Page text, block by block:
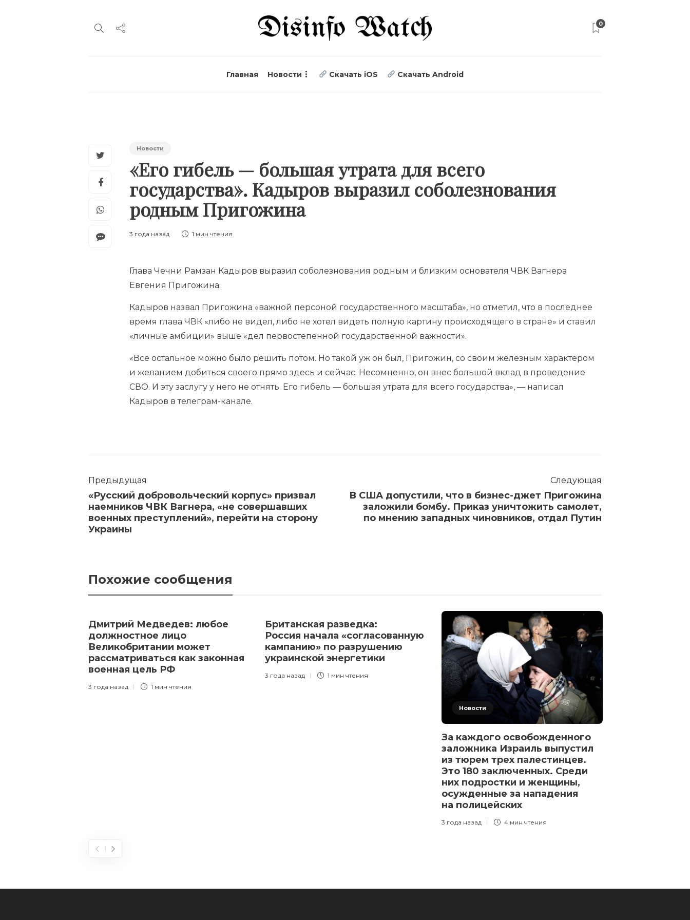
0
Главная Новости Скачать iOS Скачать Android
Новости
«Его гибель — большая утрата для всего
государства». Кадыров выразил соболезнования
родным Пригожина
3 года назад 1 мин чтения
Глава Чечни Рамзан Кадыров выразил соболезнования родным и близким основателя ЧВК Вагнера
Евгения Пригожина.
Кадыров назвал Пригожина «важной персоной государственного масштаба», но отметил, что в последнее
время глава ЧВК «либо не видел, либо не хотел видеть полную картину происходящего в стране» и ставил
«личные амбиции» выше «дел первостепенной государственной важности».
«Все остальное можно было решить потом. Но такой уж он был, Пригожин, со своим железным характером
и желанием добиться своего прямо здесь и сейчас. Несомненно, он внес большой вклад в проведение
СВО. И эту заслугу у него не отнять. Его гибель — большая утрата для всего государства», — написал
Кадыров в телеграм-канале.
Предыдущая
«Русский добровольческий корпус» призвал
наемников ЧВК Вагнера, «не совершавших
военных преступлений», перейти на сторону
Украины
Следующая
В США допустили, что в бизнес-джет Пригожина
заложили бомбу. Приказ уничтожить самолет,
по мнению западных чиновников, отдал Путин
Похожие сообщения
Дмитрий Медведев: любое
должностное лицо
Великобритании может
рассматриваться как законная
военная цель РФ
3 года назад 1 мин чтения
Британская разведка:
Россия начала «согласованную
кампанию» по разрушению
украинской энергетики
3 года назад 1 мин чтения
Новости
За каждого освобожденного
заложника Израиль выпустил
из тюрем трех палестинцев.
Это 180 заключенных. Среди
них подростки и женщины,
осужденные за нападения
на полицейских
3 года назад 4 мин чтения